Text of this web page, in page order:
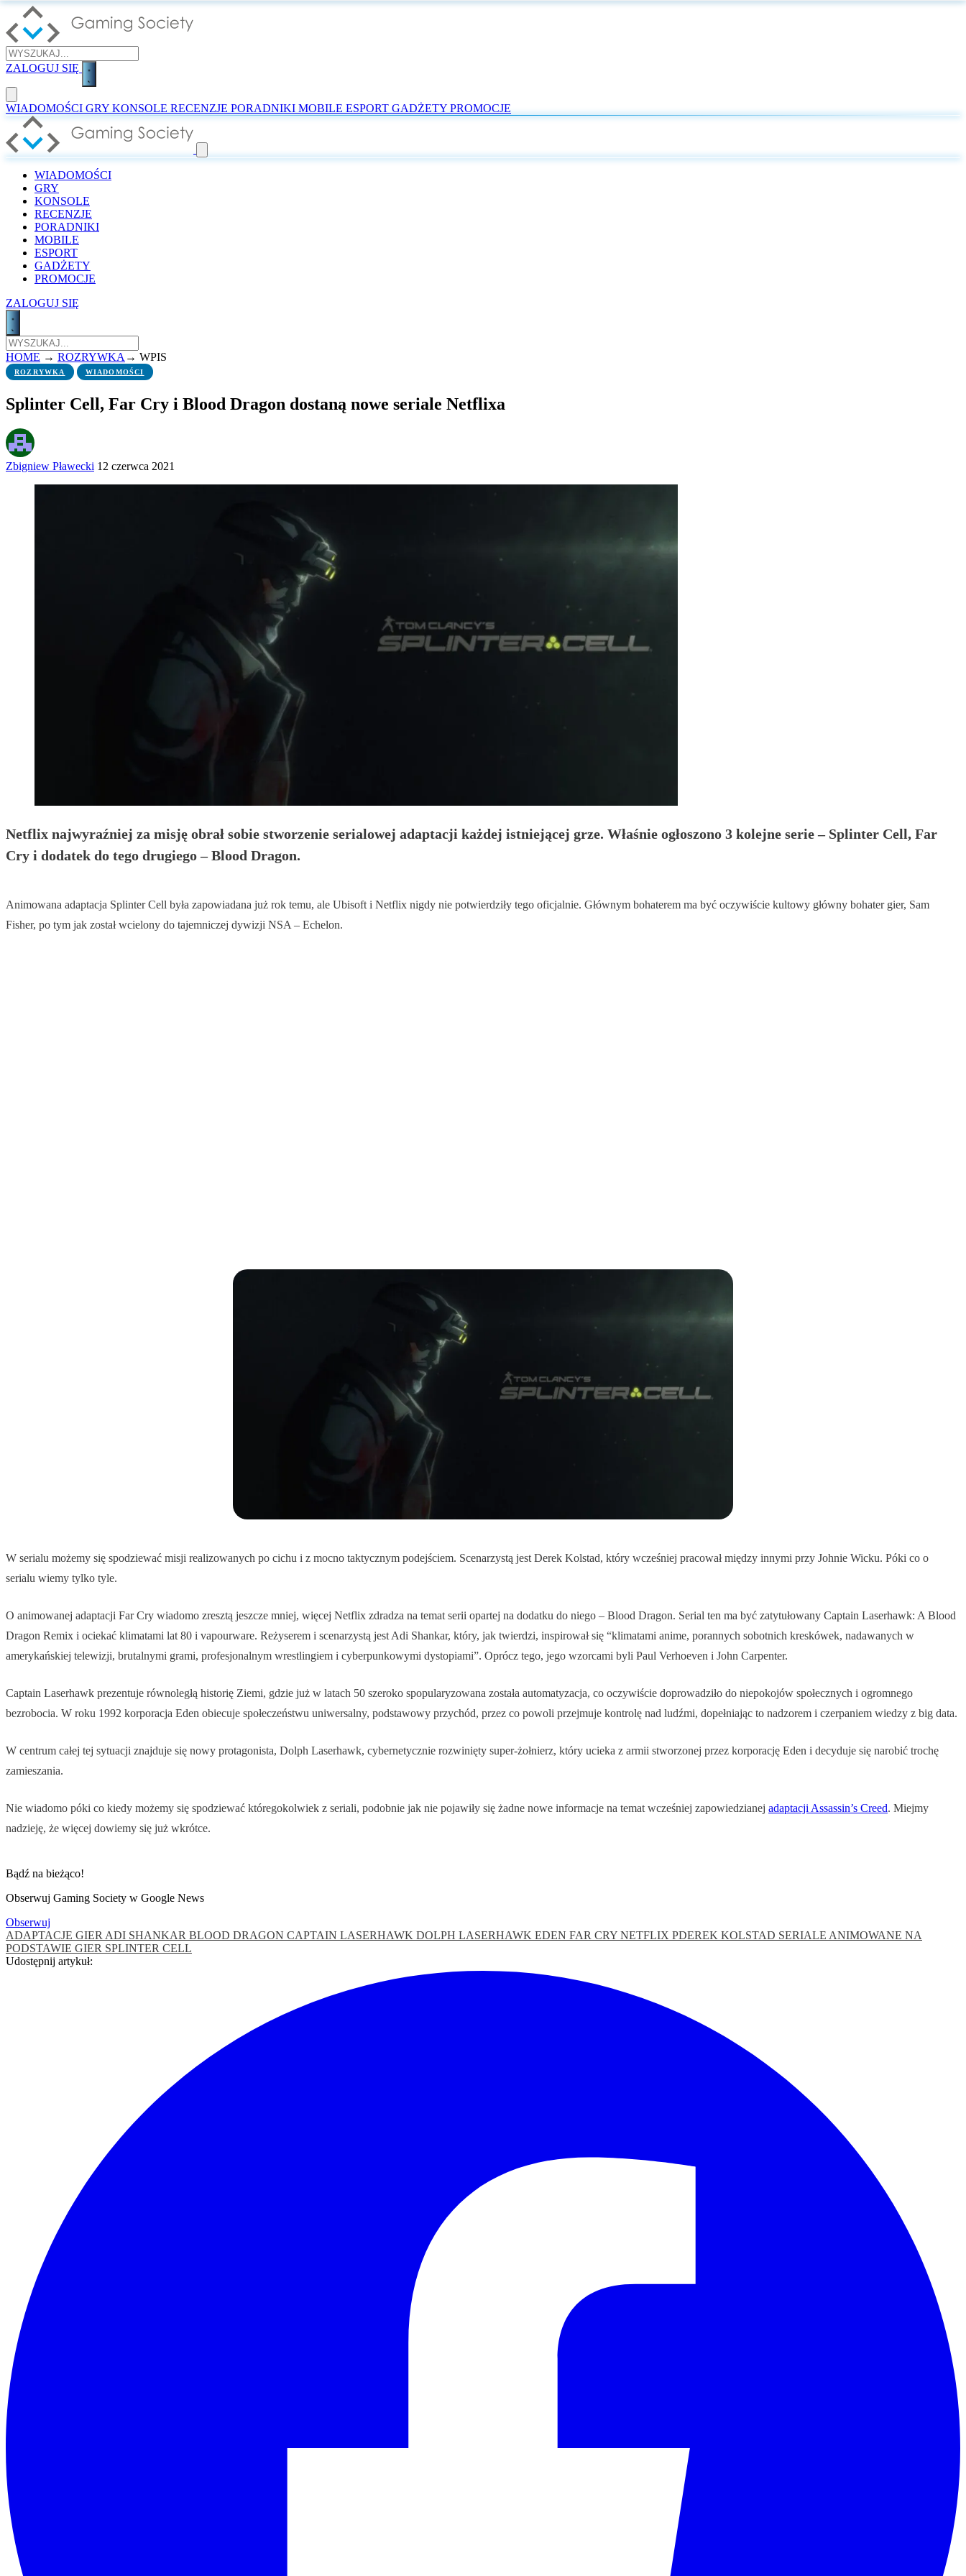
ZALOGUJ SIĘ
WIADOMOŚCI GRY KONSOLE RECENZJE PORADNIKI MOBILE ESPORT GADŻETY PROMOCJE
WIADOMOŚCI
GRY
KONSOLE
RECENZJE
PORADNIKI
MOBILE
ESPORT
GADŻETY
PROMOCJE
ZALOGUJ SIĘ
HOME → ROZRYWKA → WPIS
ROZRYWKA WIADOMOŚCI
Splinter Cell, Far Cry i Blood Dragon dostaną nowe seriale Netflixa
Zbigniew Pławecki 12 czerwca 2021
Netflix najwyraźniej za misję obrał sobie stworzenie serialowej adaptacji każdej istniejącej grze. Właśnie ogłoszono 3 kolejne serie – Splinter Cell, Far
Cry i dodatek do tego drugiego – Blood Dragon.
Animowana adaptacja Splinter Cell była zapowiadana już rok temu, ale Ubisoft i Netflix nigdy nie potwierdziły tego oficjalnie. Głównym bohaterem ma być oczywiście kultowy główny bohater gier, Sam
Fisher, po tym jak został wcielony do tajemniczej dywizji NSA – Echelon.
W serialu możemy się spodziewać misji realizowanych po cichu i z mocno taktycznym podejściem. Scenarzystą jest Derek Kolstad, który wcześniej pracował między innymi przy Johnie Wicku. Póki co o
serialu wiemy tylko tyle.
O animowanej adaptacji Far Cry wiadomo zresztą jeszcze mniej, więcej Netflix zdradza na temat serii opartej na dodatku do niego – Blood Dragon. Serial ten ma być zatytułowany Captain Laserhawk: A Blood
Dragon Remix i ociekać klimatami lat 80 i vapourware. Reżyserem i scenarzystą jest Adi Shankar, który, jak twierdzi, inspirował się “klimatami anime, porannych sobotnich kreskówek, nadawanych w
amerykańskiej telewizji, brutalnymi grami, profesjonalnym wrestlingiem i cyberpunkowymi dystopiami”. Oprócz tego, jego wzorcami byli Paul Verhoeven i John Carpenter.
Captain Laserhawk prezentuje równoległą historię Ziemi, gdzie już w latach 50 szeroko spopularyzowana została automatyzacja, co oczywiście doprowadziło do niepokojów społecznych i ogromnego
bezrobocia. W roku 1992 korporacja Eden obiecuje społeczeństwu uniwersalny, podstawowy przychód, przez co powoli przejmuje kontrolę nad ludźmi, dopełniając to nadzorem i czerpaniem wiedzy z big data.
W centrum całej tej sytuacji znajduje się nowy protagonista, Dolph Laserhawk, cybernetycznie rozwinięty super-żołnierz, który ucieka z armii stworzonej przez korporację Eden i decyduje się narobić trochę
zamieszania.
Nie wiadomo póki co kiedy możemy się spodziewać któregokolwiek z seriali, podobnie jak nie pojawiły się żadne nowe informacje na temat wcześniej zapowiedzianej adaptacji Assassin’s Creed. Miejmy
nadzieję, że więcej dowiemy się już wkrótce.
Bądź na bieżąco!
Obserwuj Gaming Society w Google News
Obserwuj
ADAPTACJE GIER ADI SHANKAR BLOOD DRAGON CAPTAIN LASERHAWK DOLPH LASERHAWK EDEN FAR CRY NETFLIX PDEREK KOLSTAD SERIALE ANIMOWANE NA
PODSTAWIE GIER SPLINTER CELL
Udostępnij artykuł: